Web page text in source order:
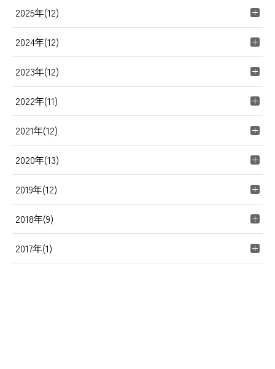
2025年(12)
2024年(12)
2023年(12)
2022年(11)
2021年(12)
2020年(13)
2019年(12)
2018年(9)
2017年(1)